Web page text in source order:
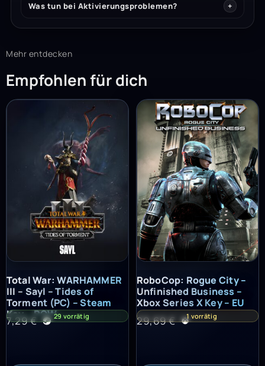
Was tun bei Aktivierungsproblemen?
Mehr entdecken
Empfohlen für dich
Total War: WARHAMMER III – Sayl – Tides of Torment (PC) –
Total War: WARHAMMER
III – Sayl – Tides of
Torment (PC) – Steam
Key – ROW
7,29€ 29 vorrätig
RoboCop: Rogue City –
RoboCop: Rogue City –
Unfinished Business –
Xbox Series X Key – EU
29,69€ 1 vorrätig